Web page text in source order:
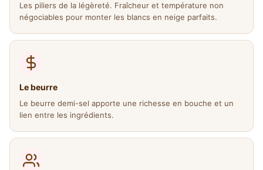
Les piliers de la légèreté. Fraîcheur et température non
négociables pour monter les blancs en neige parfaits.
Le beurre
Le beurre demi-sel apporte une richesse en bouche et un
lien entre les ingrédients.